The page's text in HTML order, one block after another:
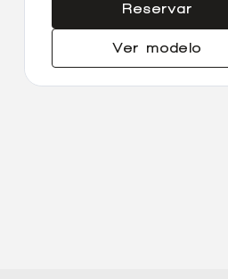
Reservar
Ver modelo